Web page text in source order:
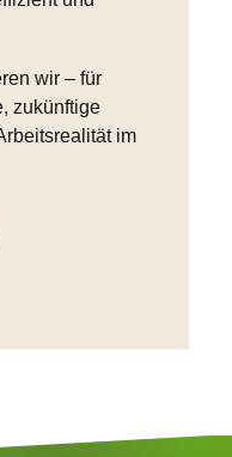
wir – für
zukünftige
im